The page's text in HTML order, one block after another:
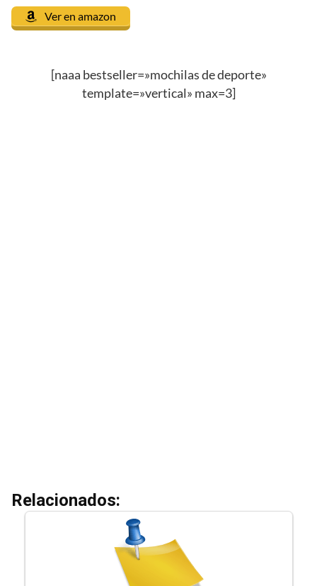
Ver en amazon
[naaa bestseller=»mochilas de deporte»
template=»vertical» max=3]
Relacionados: